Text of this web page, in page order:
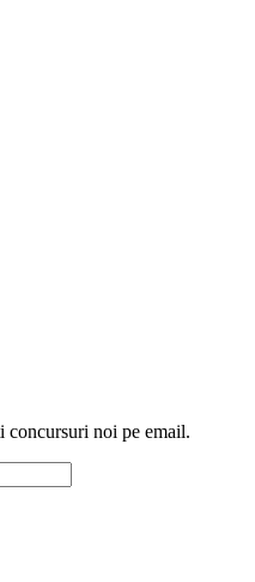
concursuri noi pe email.